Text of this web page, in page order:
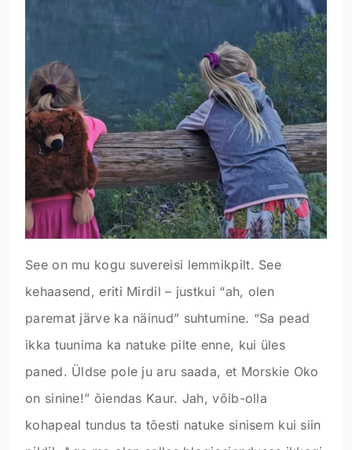
See on mu kogu suvereisi lemmikpilt. See
kehaasend, eriti Mirdil – justkui “ah, olen
paremat järve ka näinud” suhtumine. “Sa pead
ikka tuunima ka natuke pilte enne, kui üles
paned. Üldse pole ju aru saada, et Morskie Oko
on sinine!” õiendas Kaur. Jah, võib-olla
kohapeal tundus ta tõesti natuke sinisem kui siin